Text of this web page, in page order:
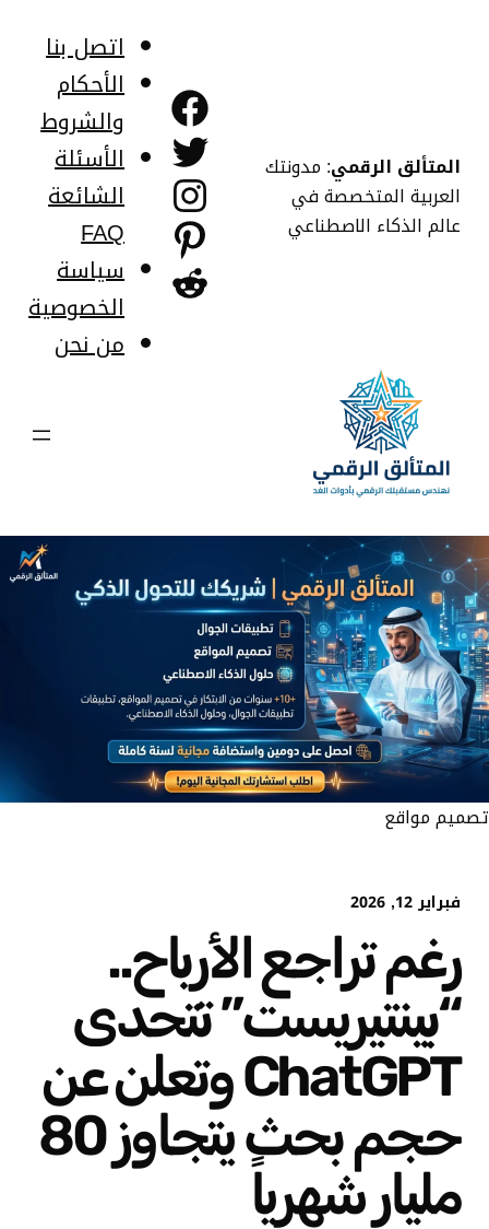
المتألق الرقمي: مدونتك
العربية المتخصصة في
عالم الذكاء الاصطناعي
فيسبوك
تويتر
إنستجرام
بينتريست
ريديت
اتصل بنا
الأحكام
والشروط
الأسئلة
الشائعة
FAQ
سياسة
الخصوصية
من نحن
تصميم مواقع
فبراير 12, 2026
رغم تراجع الأرباح..
“بينتيريست” تتحدى
ChatGPT وتعلن عن
حجم بحث يتجاوز 80
مليار شهرياً